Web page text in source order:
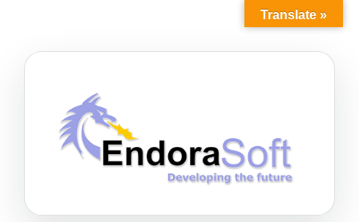
Translate »